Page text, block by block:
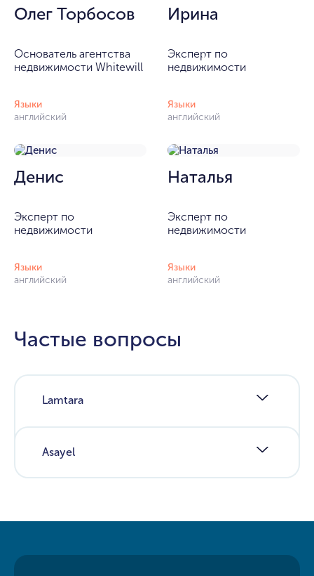
Олег Торбосов
Основатель агентства
недвижимости Whitewill
Языки
английский
Ирина
Эксперт по
недвижимости
Языки
английский
Денис
Эксперт по
недвижимости
Языки
английский
Наталья
Эксперт по
недвижимости
Языки
английский
Частые вопросы
Lamtara
Asayel